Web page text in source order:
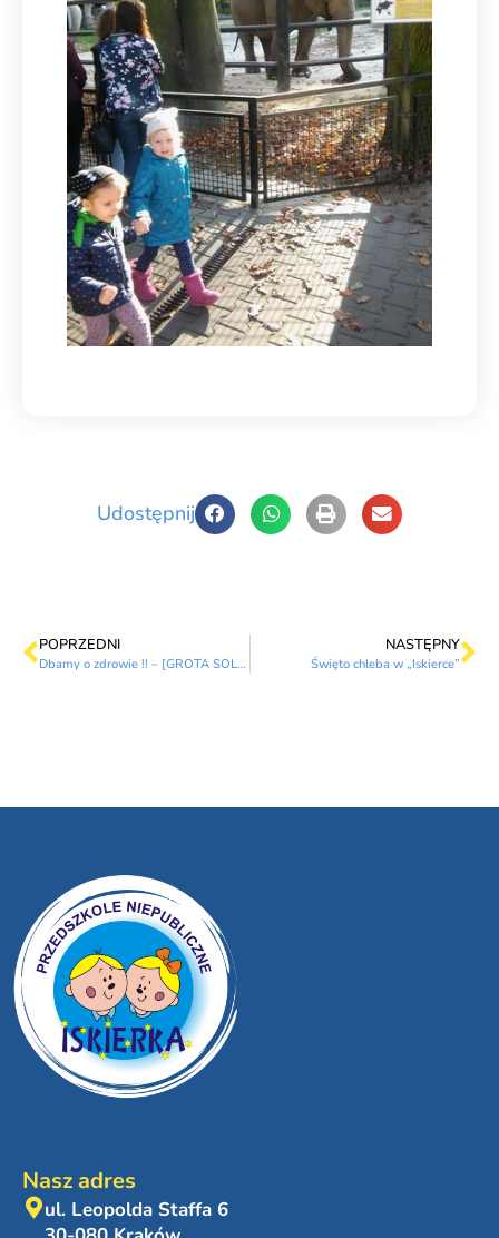
Udostępnij
POPRZEDNI
Dbamy o zdrowie !! – [GROTA SOLNA]
NASTĘPNY
Święto chleba w „Iskierce”
Nasz adres
ul. Leopolda Staffa 6